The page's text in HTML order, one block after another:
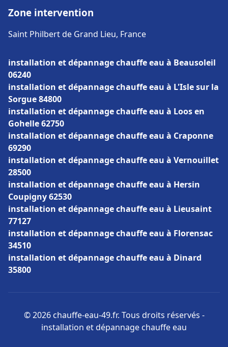
Zone intervention
Saint Philbert de Grand Lieu, France
installation et dépannage chauffe eau à Beausoleil
06240
installation et dépannage chauffe eau à L'Isle sur la
Sorgue 84800
installation et dépannage chauffe eau à Loos en
Gohelle 62750
installation et dépannage chauffe eau à Craponne
69290
installation et dépannage chauffe eau à Vernouillet
28500
installation et dépannage chauffe eau à Hersin
Coupigny 62530
installation et dépannage chauffe eau à Lieusaint
77127
installation et dépannage chauffe eau à Florensac
34510
installation et dépannage chauffe eau à Dinard
35800
© 2026 chauffe-eau-49.fr. Tous droits réservés -
installation et dépannage chauffe eau